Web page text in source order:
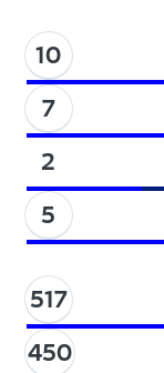
10
7
2
5
517
450